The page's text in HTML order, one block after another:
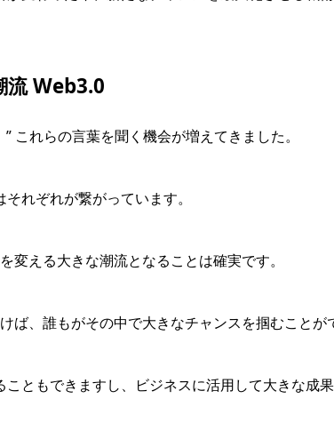
流 Web3.0
これらの言葉を聞く機会が増えてきました。
れぞれが繋がっています。
変える大きな潮流となることは確実です。
ば、誰もがその中で大きなチャンスを掴むことが
ともできますし、ビジネスに活用して大きな成